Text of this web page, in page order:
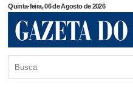
Quinta-feira, 06 de Agosto de 2026